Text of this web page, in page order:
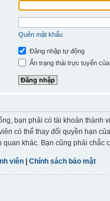
Quên mật khẩu
Đăng nhập tự động
Ẩn trạng thái trực tuyến
bạn phải có tài khoản thành
có thể thay đổi quyền hạn
khác. Bạn cũng phải chắc
viên Chính sách bảo mật